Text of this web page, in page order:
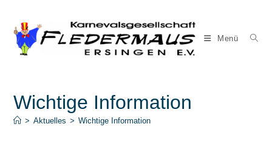
springen
Menü
Wichtige Information
> Aktuelles > Wichtige Information